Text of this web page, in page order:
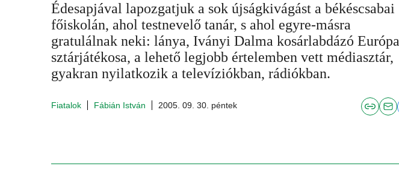
Édesapjával lapozgatjuk a sok újságkivágást a békéscsabai
főiskolán, ahol testnevelő tanár, s ahol egyre-másra
gratulálnak neki: lánya, Iványi Dalma kosárlabdázó Európa
sztárjátékosa, a lehető legjobb értelemben vett médiasztár,
gyakran nyilatkozik a televíziókban, rádiókban.
Fiatalok Fábián István 2005. 09. 30. péntek